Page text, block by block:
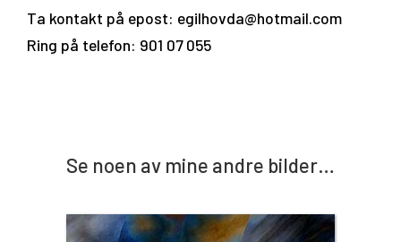
Ta kontakt på epost: egilhovda@hotmail.com
Ring på telefon: 901 07 055
Se noen av mine andre bilder…